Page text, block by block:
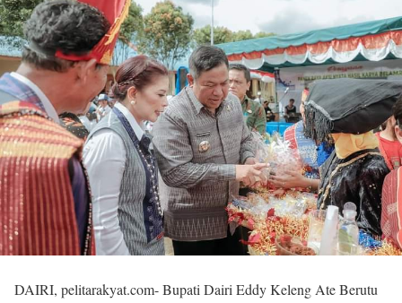
DAIRI, pelitarakyat.com- Bupati Dairi Eddy Keleng Ate Berutu